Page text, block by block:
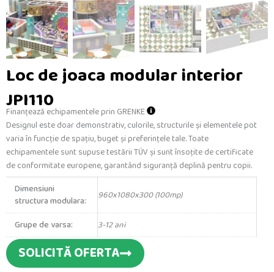
Loc de joaca modular interior
JPI110
Finanțează echipamentele prin GRENKE
Designul este doar demonstrativ, culorile, structurile și elementele pot
varia în funcție de spațiu, buget și preferințele tale.Toate
echipamentele suntsupuse testării TÜVși suntînsoțite de certificate
de conformitate europene, garantând siguranță deplină pentru copii.
Dimensiuni
structura modulara:
960x1080x300 (100mp)
Grupe de varsa: 3-12 ani
SOLICITĂ OFERTA